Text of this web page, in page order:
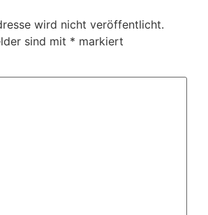
wird nicht veröffentlicht.
sind mit * markiert